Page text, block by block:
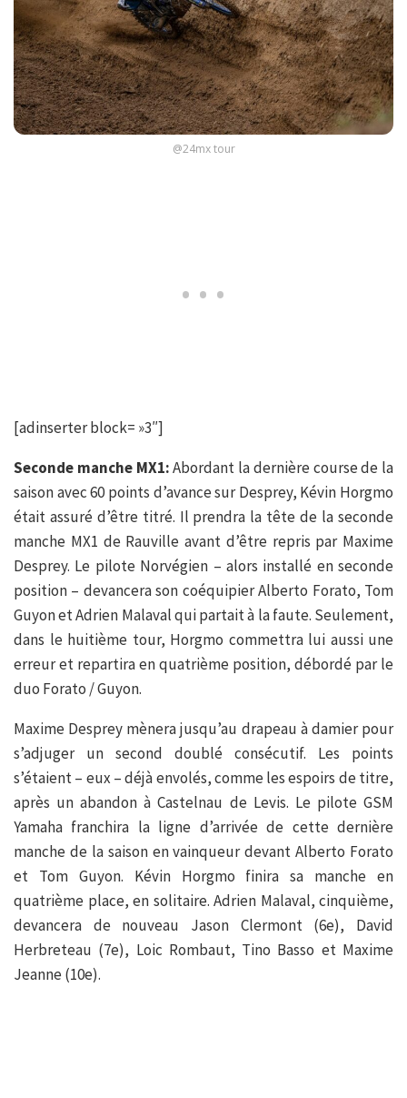
@24mx tour
[adinserter block= »3″]
Seconde manche MX1:Abordant la dernière course de la
saison avec 60 points d’avance sur Desprey, Kévin Horgmo
était assuré d’être titré. Il prendra la tête de la seconde
manche MX1 de Rauville avant d’être repris par Maxime
Desprey. Le pilote Norvégien – alors installé en seconde
position – devancera son coéquipier Alberto Forato, Tom
Guyon et Adrien Malaval qui partait à la faute. Seulement,
dans le huitième tour, Horgmo commettra lui aussi une
erreur et repartira en quatrième position, débordé par le
duo Forato / Guyon.
Maxime Desprey mènera jusqu’au drapeau à damier pour
s’adjuger un second doublé consécutif. Les points
s’étaient – eux – déjà envolés, comme les espoirs de titre,
après un abandon à Castelnau de Levis. Le pilote GSM
Yamaha franchira la ligne d’arrivée de cette dernière
manche de la saison en vainqueur devant Alberto Forato
et Tom Guyon. Kévin Horgmo finira sa manche en
quatrième place, en solitaire. Adrien Malaval, cinquième,
devancera de nouveau Jason Clermont (6e), David
Herbreteau (7e), Loic Rombaut, Tino Basso et Maxime
Jeanne (10e).